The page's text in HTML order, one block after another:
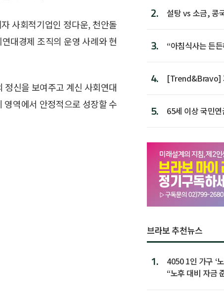
사회적기업인 정다운, 천안돌
대경제 조직의 운영 사례와 현
신을 보여주고 계신 사회연대
역에서 안정적으로 성장할 수
2. 설탕 vs 소금, 콩
3.
“아침식사는 든
4.
[Trend&Bravo]
5. 65세 이상 국민
브라보 추천뉴스
1.
4050 1인 가구 ‘
“노후 대비 자금